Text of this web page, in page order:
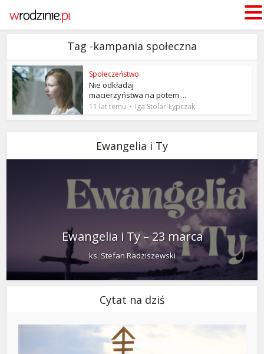
Tag -kampania społeczna
Społeczeństwo
Nie odkładaj
macierzyństwa na potem ...
11 lat temu Iga Stolar-Łypczak
Ewangelia i Ty
Ewangelia i Ty – 23 marca
ks. Stefan Radziszewski
Cytat na dziś